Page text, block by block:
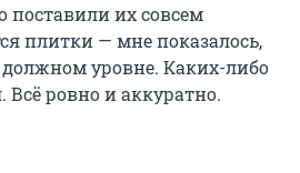
поставили их совсем
плитки — мне показалось,
уровне. Каких-либо
ровно и аккуратно.